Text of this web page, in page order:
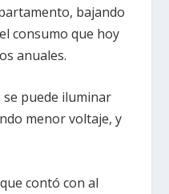
bajando
consumo que hoy
anuales.
puede iluminar
menor voltaje, y
contó con al